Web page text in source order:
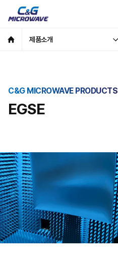
제품소개
C&G MICROWAVE PRODUCTS
EGSE